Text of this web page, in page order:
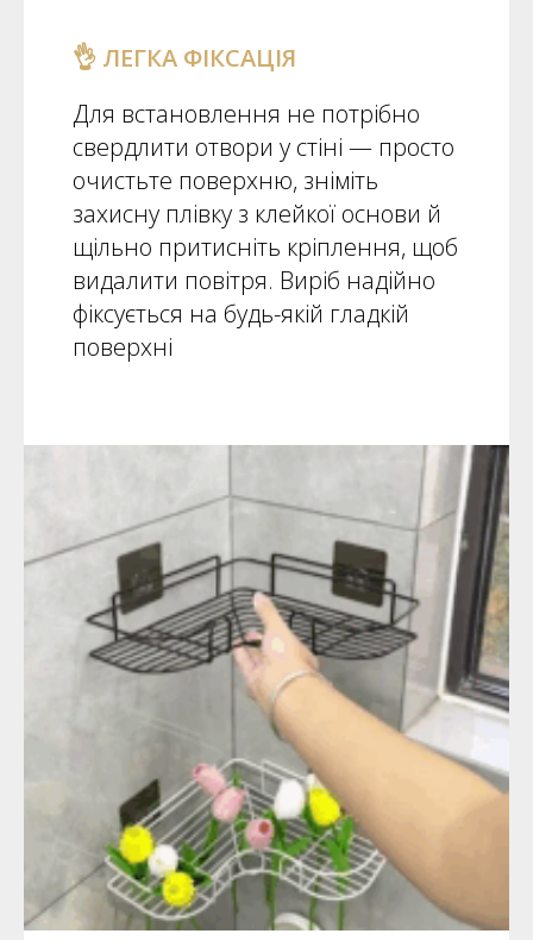
👌 ЛЕГКА ФІКСАЦІЯ
Для встановлення не потрібно
свердлити отвори у стіні — просто
очистьте поверхню, зніміть
захисну плівку з клейкої основи й
щільно притисніть кріплення, щоб
видалити повітря. Виріб надійно
фіксується на будь-якій гладкій
поверхні